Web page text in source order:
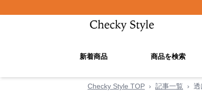
新着商品 商品を検索
Checky Style TOP › 記事一覧 › 透